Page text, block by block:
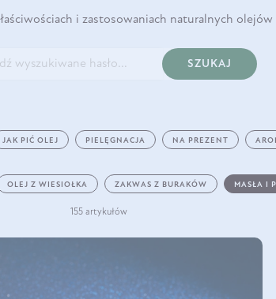
i zastosowaniach naturalnych olejów
SZUKAJ
JAK PIĆ OLEJ PIELĘGNACJA NA PREZENT
OLEJ Z WIESIOŁKA ZAKWAS Z BURAKÓW MASŁA I
155 artykułów